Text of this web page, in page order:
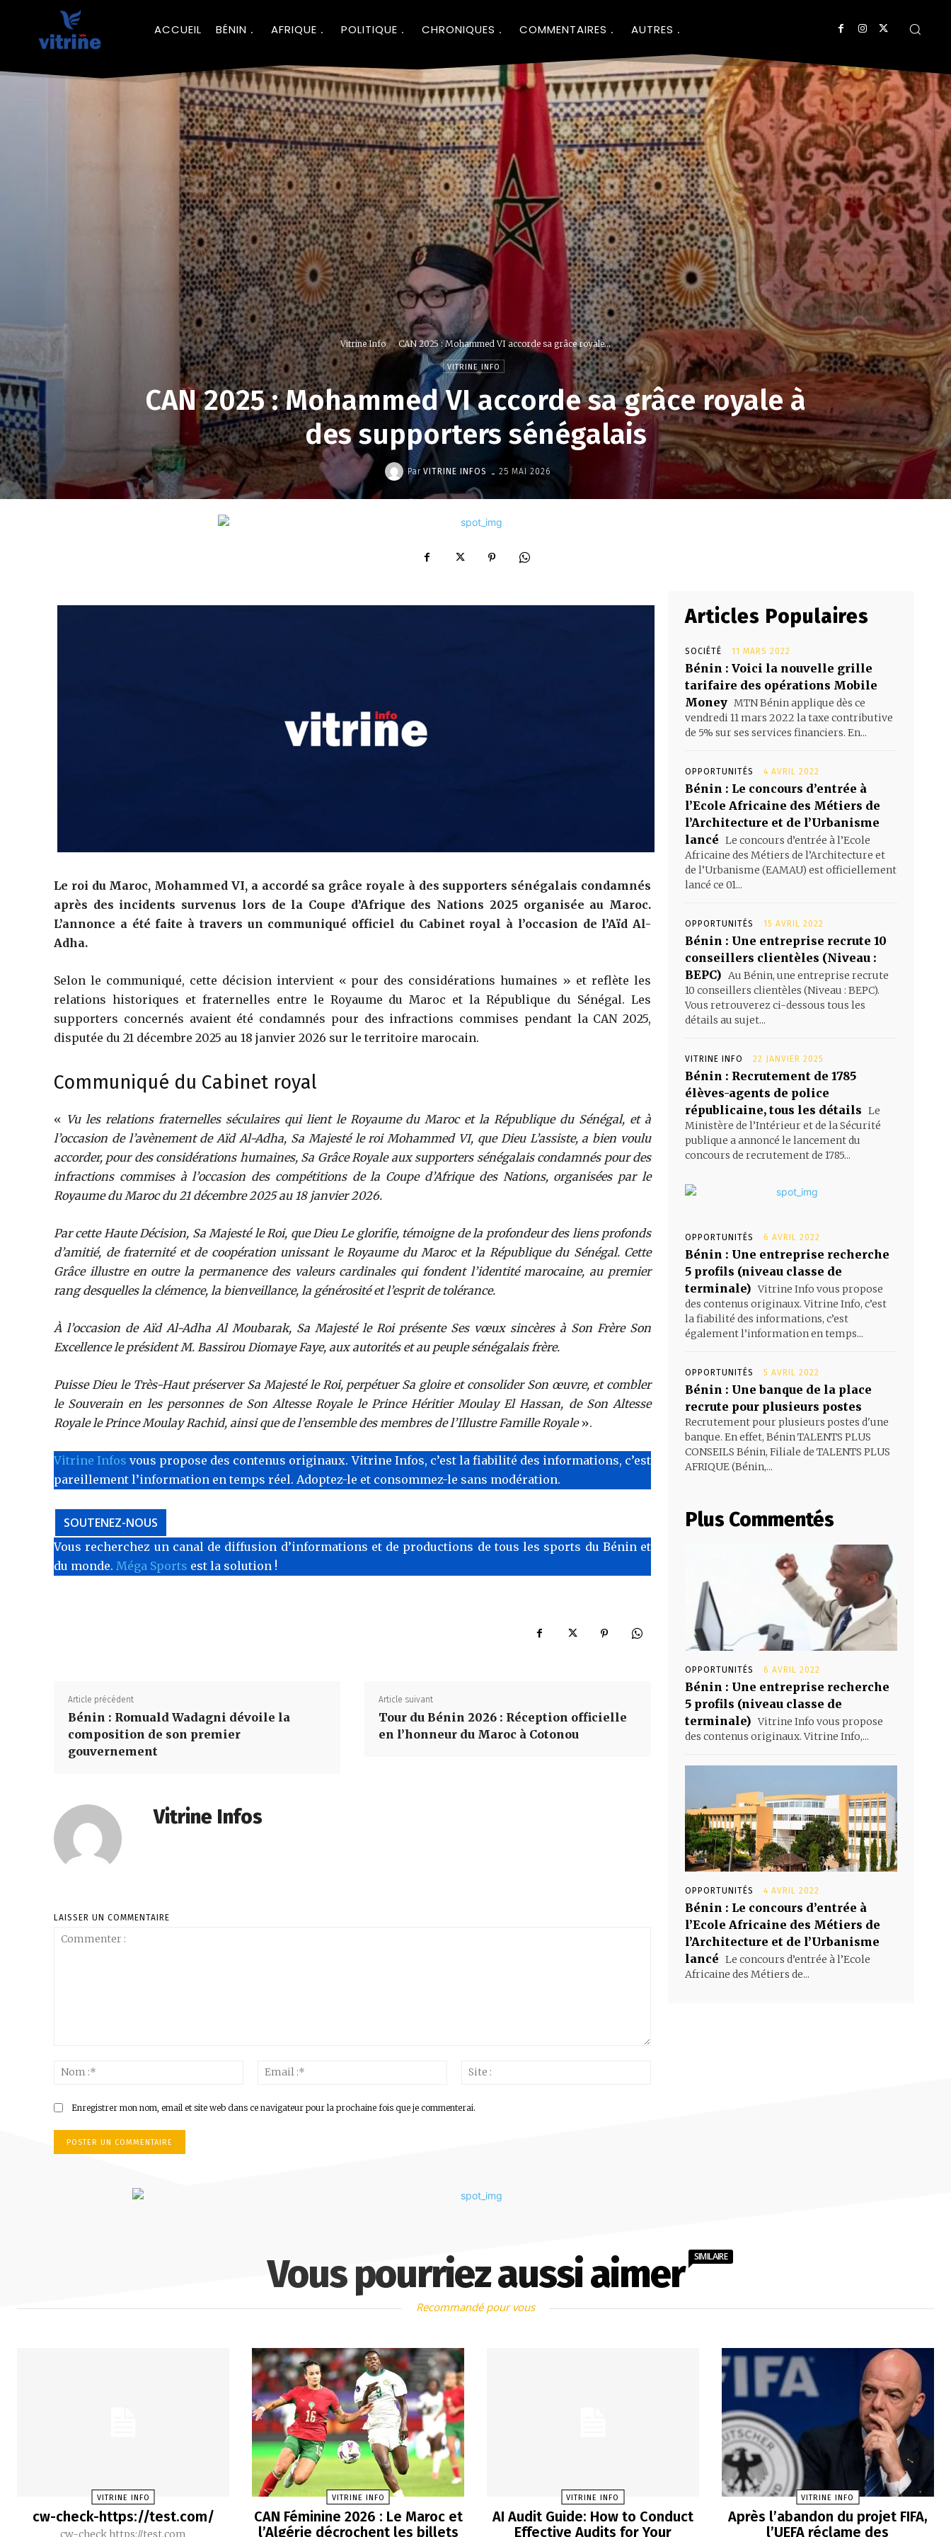
ACCUEIL BÉNIN AFRIQUE POLITIQUE CHRONIQUES COMMENTAIRES AUTRES
Vitrine Info CAN 2025 : Mohammed VI accorde sa grâce royale...
VITRINE INFO
CAN 2025 : Mohammed VI accorde sa grâce royale à
des supporters sénégalais
Par VITRINE INFOS - 25 MAI 2026
‎Le roi du Maroc, Mohammed VI, a accordé sa grâce royale à des supporters sénégalais condamnés
après des incidents survenus lors de la Coupe d’Afrique des Nations 2025 organisée au Maroc.
L’annonce a été faite à travers un communiqué officiel du Cabinet royal à l’occasion de l’Aïd Al-
Adha.
Selon le communiqué, cette décision intervient « pour des considérations humaines » et reflète les
relations historiques et fraternelles entre le Royaume du Maroc et la République du Sénégal. Les
supporters concernés avaient été condamnés pour des infractions commises pendant la CAN 2025,
disputée du 21 décembre 2025 au 18 janvier 2026 sur le territoire marocain.
Communiqué du Cabinet royal
« Vu les relations fraternelles séculaires qui lient le Royaume du Maroc et la République du Sénégal, et à
l’occasion de l’avènement de Aïd Al-Adha, Sa Majesté le roi Mohammed VI, que Dieu L’assiste, a bien voulu
accorder, pour des considérations humaines, Sa Grâce Royale aux supporters sénégalais condamnés pour des
infractions commises à l’occasion des compétitions de la Coupe d’Afrique des Nations, organisées par le
Royaume du Maroc du 21 décembre 2025 au 18 janvier 2026.
Par cette Haute Décision, Sa Majesté le Roi, que Dieu Le glorifie, témoigne de la profondeur des liens profonds
d’amitié, de fraternité et de coopération unissant le Royaume du Maroc et la République du Sénégal. Cette
Grâce illustre en outre la permanence des valeurs cardinales qui fondent l’identité marocaine, au premier
rang desquelles la clémence, la bienveillance, la générosité et l’esprit de tolérance.
À l’occasion de Aïd Al-Adha Al Moubarak, Sa Majesté le Roi présente Ses vœux sincères à Son Frère Son
Excellence le président M. Bassirou Diomaye Faye, aux autorités et au peuple sénégalais frère.
Puisse Dieu le Très-Haut préserver Sa Majesté le Roi, perpétuer Sa gloire et consolider Son œuvre, et combler
le Souverain en les personnes de Son Altesse Royale le Prince Héritier Moulay El Hassan, de Son Altesse
Royale le Prince Moulay Rachid, ainsi que de l’ensemble des membres de l’Illustre Famille Royale».
Vitrine Infos vous propose des contenus originaux. Vitrine Infos, c’est la fiabilité des informations, c’est
pareillement l’information en temps réel. Adoptez-le et consommez-le sans modération.
SOUTENEZ-NOUS
Vous recherchez un canal de diffusion d’informations et de productions de tous les sports du Bénin et
du monde. Méga Sports est la solution !
Article précédent
Bénin : Romuald Wadagni dévoile la
composition de son premier
gouvernement
Article suivant
Tour du Bénin 2026 : Réception officielle
en l’honneur du Maroc à Cotonou
Vitrine Infos
LAISSER UN COMMENTAIRE
Email
Enregistrer mon nom, email et site web dans ce navigateur pour la prochaine fois que je commenterai.
Articles Populaires
SOCIÉTÉ 11 MARS 2022
Bénin : Voici la nouvelle grille
tarifaire des opérations Mobile
Money MTN Bénin applique dès ce
vendredi 11 mars 2022 la taxe contributive
de 5% sur ses services financiers. En...
OPPORTUNITÉS 4 AVRIL 2022
Bénin : Le concours d’entrée à
l’Ecole Africaine des Métiers de
l’Architecture et de l’Urbanisme
lancé Le concours d’entrée à l’Ecole
Africaine des Métiers de l’Architecture et
de l’Urbanisme (EAMAU) est officiellement
lancé ce 01...
OPPORTUNITÉS 15 AVRIL 2022
Bénin : Une entreprise recrute 10
conseillers clientèles (Niveau :
BEPC) Au Bénin, une entreprise recrute
10 conseillers clientèles (Niveau : BEPC).
Vous retrouverez ci-dessous tous les
détails au sujet...
VITRINE INFO 22 JANVIER 2025
Bénin : Recrutement de 1785
élèves-agents de police
républicaine, tous les détails Le
Ministère de l’Intérieur et de la Sécurité
publique a annoncé le lancement du
concours de recrutement de 1785...
OPPORTUNITÉS 6 AVRIL 2022
Bénin : Une entreprise recherche
5 profils (niveau classe de
terminale) Vitrine Info vous propose
des contenus originaux. Vitrine Info, c’est
la fiabilité des informations, c’est
également l’information en temps...
OPPORTUNITÉS 5 AVRIL 2022
Bénin : Une banque de la place
recrute pour plusieurs postes
Recrutement pour plusieurs postes d'une
banque. En effet, Bénin TALENTS PLUS
CONSEILS Bénin, Filiale de TALENTS PLUS
AFRIQUE (Bénin,...
Plus Commentés
OPPORTUNITÉS 6 AVRIL 2022
Bénin : Une entreprise recherche
5 profils (niveau classe de
terminale) Vitrine Info vous propose
des contenus originaux. Vitrine Info,...
OPPORTUNITÉS 4 AVRIL 2022
Bénin : Le concours d’entrée à
l’Ecole Africaine des Métiers de
l’Architecture et de l’Urbanisme
lancé Le concours d’entrée à l’Ecole
Africaine des Métiers de...
Vous pourriez aussi aimer SIMILAIRE
Recommandé pour vous
VITRINE INFO
cw-check-https://test.com/
cw-check https://test.com
VITRINE INFO
CAN Féminine 2026 : Le Maroc et
l’Algérie décrochent les billets
VITRINE INFO
AI Audit Guide: How to Conduct
Effective Audits for Your
VITRINE INFO
Après l’abandon du projet FIFA,
l’UEFA réclame des